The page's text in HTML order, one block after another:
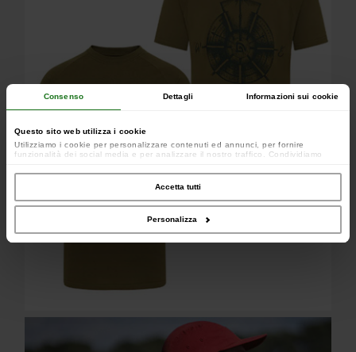
Consenso Dettagli Informazioni sui cookie
Questo sito web utilizza i cookie
Utilizziamo i cookie per personalizzare contenuti ed annunci, per fornire
funzionalità dei social media e per analizzare il nostro traffico. Condividiamo
occupano di analisi dei dati web, pubblicità e social media, i quali potrebbero
combinarle con altre informazioni che hai fornito loro o che hanno raccolto dal
Accetta tutti
Personalizza